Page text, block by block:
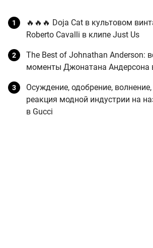
🔥🔥🔥 Doja Cat в культовом
Roberto Cavalli в клипе Just Us
The Best of Johnathan Anderson:
моменты Джонатана Андерсона
Осуждение, одобрение,
реакция модной индустрии на
в Gucci